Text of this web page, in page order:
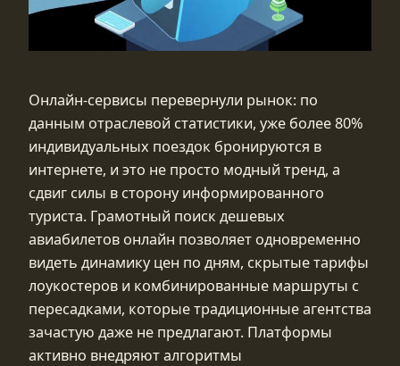
Онлайн-сервисы перевернули рынок: по
данным отраслевой статистики, уже более 80%
индивидуальных поездок бронируются в
интернете, и это не просто модный тренд, а
сдвиг силы в сторону информированного
туриста. Грамотный поиск дешевых
авиабилетов онлайн позволяет одновременно
видеть динамику цен по дням, скрытые тарифы
лоукостеров и комбинированные маршруты с
пересадками, которые традиционные агентства
зачастую даже не предлагают. Платформы
активно внедряют алгоритмы